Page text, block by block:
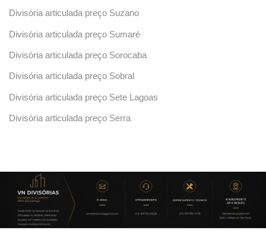
Divisória articulada preço Suzano
Divisória articulada preço Sumaré
Divisória articulada preço Sorocaba
Divisória articulada preço Sobral
Divisória articulada preço Sete Lagoas
Divisória articulada preço Serra